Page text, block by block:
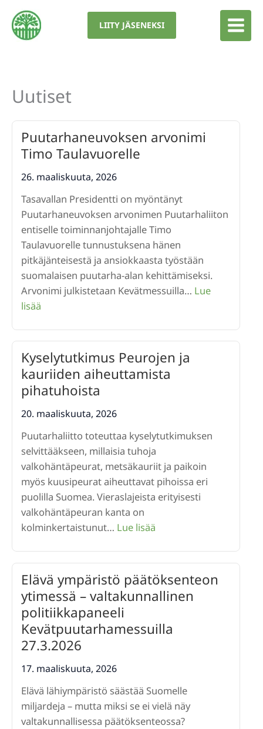
sisältöön
LIITY JÄSENEKSI
Uutiset
Puutarhaneuvoksen arvonimi
Timo Taulavuorelle
26. maaliskuuta, 2026
Tasavallan Presidentti on myöntänyt
Puutarhaneuvoksen arvonimen Puutarhaliiton
entiselle toiminnanjohtajalle Timo
Taulavuorelle tunnustuksena hänen
pitkäjänteisestä ja ansiokkaasta työstään
suomalaisen puutarha-alan kehittämiseksi.
Arvonimi julkistetaan Kevätmessuilla… Lue
lisää
Timo
Taulavuorelle
Kyselytutkimus Peurojen ja
kauriiden aiheuttamista
pihatuhoista
20. maaliskuuta, 2026
Puutarhaliitto toteuttaa kyselytutkimuksen
selvittääkseen, millaisia tuhoja
valkohäntäpeurat, metsäkauriit ja paikoin
myös kuusipeurat aiheuttavat pihoissa eri
puolilla Suomea. Vieraslajeista erityisesti
valkohäntäpeuran kanta on
kolminkertaistunut… Lue lisää
kauriiden
aiheuttamista
pihatuhoista
Elävä ympäristö päätöksenteon
ytimessä – valtakunnallinen
politiikkapaneeli
Kevätpuutarhamessuilla
27.3.2026
17. maaliskuuta, 2026
Elävä lähiympäristö säästää Suomelle
miljardeja – mutta miksi se ei vielä näy
valtakunnallisessa päätöksenteossa?